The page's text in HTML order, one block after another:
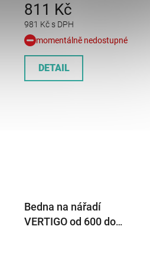
981 Kč s DPH
811 Kč
momentálně nedostupné
DETAIL
Bedna na nářadí
VERTIGO od 600 do